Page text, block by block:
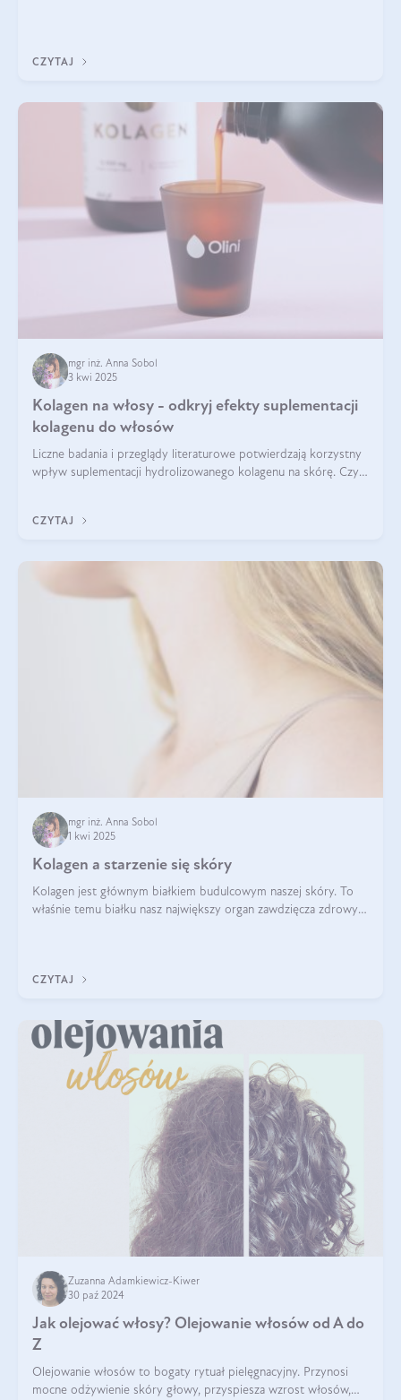
CZYTAJ
mgr inż. Anna Sobol
3 kwi 2025
Kolagen na włosy - odkryj efekty suplementacji
kolagenu do włosów
Liczne badania i przeglądy literaturowe potwierdzają korzystny
wpływ suplementacji hydrolizowanego kolagenu na skórę. Czy
CZYTAJ
mgr inż. Anna Sobol
1 kwi 2025
Kolagen a starzenie się skóry
Kolagen jest głównym białkiem budulcowym naszej skóry. To
właśnie temu białku nasz największy organ zawdzięcza zdrowy
CZYTAJ
Zuzanna Adamkiewicz-Kiwer
30 paź 2024
Jak olejować włosy? Olejowanie włosów od A do
Z
Olejowanie włosów to bogaty rytuał pielęgnacyjny. Przynosi
mocne odżywienie skóry głowy, przyspiesza wzrost włosów,